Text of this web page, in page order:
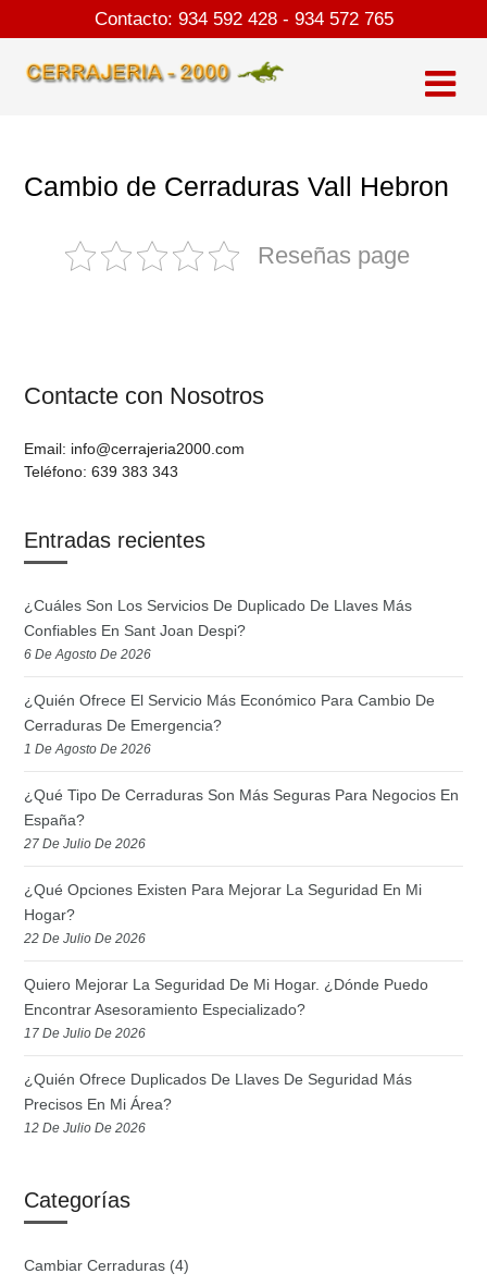
to
content
Contacto: 934 592 428- 934 572 765
Cambio de Cerraduras Vall Hebron
Reseñas page
Contacte con Nosotros
Email: info@cerrajeria2000.com
Teléfono: 639 383 343
Entradas recientes
¿Cuáles Son Los Servicios De Duplicado De Llaves Más
Confiables En Sant Joan Despi?
6 De Agosto De 2026
¿Quién Ofrece El Servicio Más Económico Para Cambio De
Cerraduras De Emergencia?
1 De Agosto De 2026
¿Qué Tipo De Cerraduras Son Más Seguras Para Negocios En
España?
27 De Julio De 2026
¿Qué Opciones Existen Para Mejorar La Seguridad En Mi
Hogar?
22 De Julio De 2026
Quiero Mejorar La Seguridad De Mi Hogar. ¿Dónde Puedo
Encontrar Asesoramiento Especializado?
17 De Julio De 2026
¿Quién Ofrece Duplicados De Llaves De Seguridad Más
Precisos En Mi Área?
12 De Julio De 2026
Categorías
Cambiar Cerraduras (4)